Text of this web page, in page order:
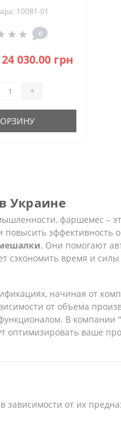
10081-01
0
24 030.00 грн
+
Украине
фаршемес –
эффективность
. Они помогают
время и силы
начиная от
от объема
В компании
ваше
зависимости от их